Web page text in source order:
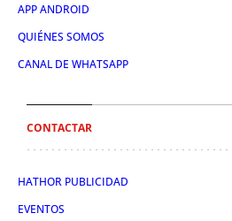
APP ANDROID
QUIÉNES SOMOS
CANAL DE WHATSAPP
CONTACTAR
HATHOR PUBLICIDAD
EVENTOS